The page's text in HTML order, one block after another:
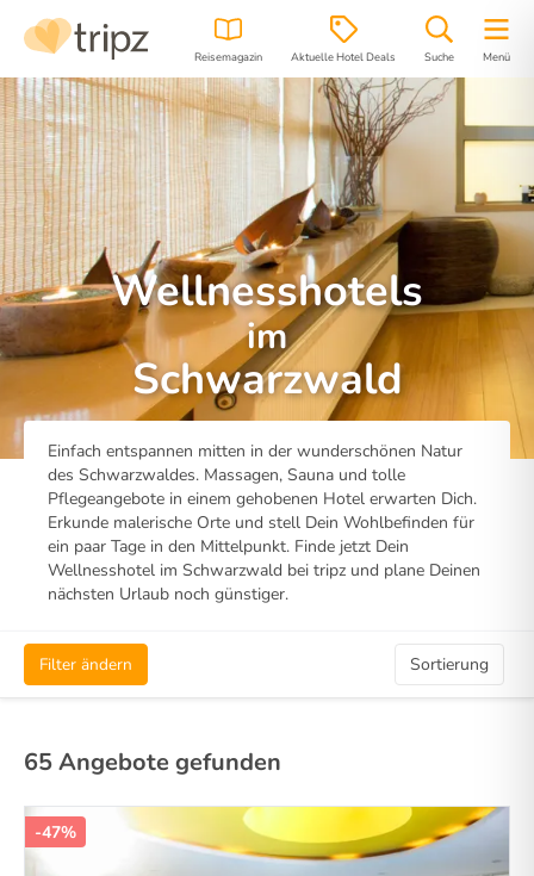
Reisemagazin Aktuelle Hotel Deals Suche Menü
Wellnesshotels
im
Schwarzwald
Einfach entspannen mitten in der wunderschönen Natur
des Schwarzwaldes. Massagen, Sauna und tolle
Pflegeangebote in einem gehobenen Hotel erwarten Dich.
Erkunde malerische Orte und stell Dein Wohlbefinden für
ein paar Tage in den Mittelpunkt. Finde jetzt Dein
Wellnesshotel im Schwarzwald bei tripz und plane Deinen
nächsten Urlaub noch günstiger.
Filter ändern Sortierung
65 Angebote gefunden
-47%